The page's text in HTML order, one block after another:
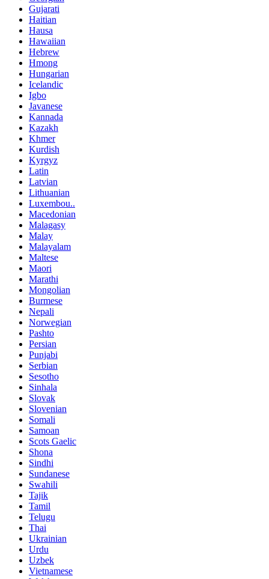
Gujarati
Haitian
Hausa
Hawaiian
Hebrew
Hmong
Hungarian
Icelandic
Igbo
Javanese
Kannada
Kazakh
Khmer
Kurdish
Kyrgyz
Latin
Latvian
Lithuanian
Luxembou..
Macedonian
Malagasy
Malay
Malayalam
Maltese
Maori
Marathi
Mongolian
Burmese
Nepali
Norwegian
Pashto
Persian
Punjabi
Serbian
Sesotho
Sinhala
Slovak
Slovenian
Somali
Samoan
Scots Gaelic
Shona
Sindhi
Sundanese
Swahili
Tajik
Tamil
Telugu
Thai
Ukrainian
Urdu
Uzbek
Vietnamese